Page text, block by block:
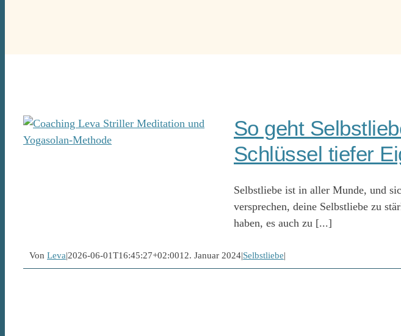
So geht
Schlüssel tiefer
Selbstliebe ist in aller Munde, und
versprechen, deine Selbstliebe zu
haben, es auch zu [...]
Von Leva|2026-06-01T16:45:27+02:0012. Januar 2024|Selbstliebe|